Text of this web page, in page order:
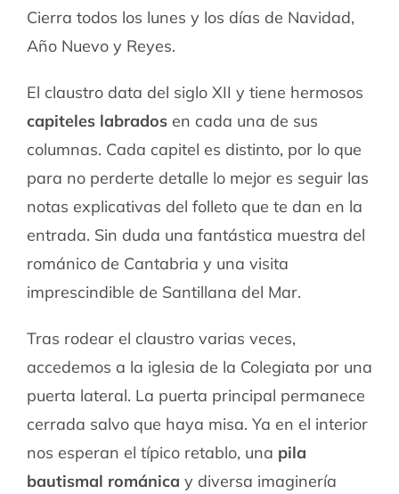
Cierra todos los lunes y los días de Navidad,
Año Nuevo y Reyes.
El claustro data del siglo XII y tiene hermosos
capiteles labradosen cada una de sus
columnas. Cada capitel es distinto, por lo que
para no perderte detalle lo mejor es seguir las
notas explicativas del folleto que te dan en la
entrada. Sin duda una fantástica muestra del
románico de Cantabria y una visita
imprescindible de Santillana del Mar.
Tras rodear el claustro varias veces,
accedemos a la iglesia de la Colegiata por una
puerta lateral. La puerta principal permanece
cerrada salvo que haya misa. Ya en el interior
nos esperan el típico retablo, una pila
bautismal románica y diversa imaginería